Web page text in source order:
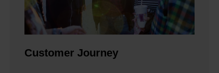
Customer Journey